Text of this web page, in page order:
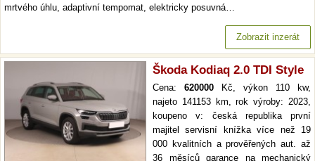
mrtvého úhlu, adaptivní tempomat, elektricky posuvná…
Zobrazit inzerát
Škoda Kodiaq 2.0 TDI Style
Cena: 620000 Kč, výkon 110 kw,
najeto 141153 km, rok výroby: 2023,
koupeno v: česká republika první
majitel servisní knížka více než 19
000 kvalitních a prověřených aut. až
36 měsíců garance na mechanický